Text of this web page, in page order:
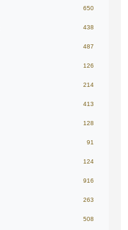
650
438
487
126
214
413
128
91
124
916
263
508